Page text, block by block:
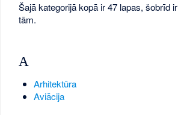
Šajā kategorijā kopā ir 47 lapas, šobrīd
tām.
A
Arhitektūra
Aviācija